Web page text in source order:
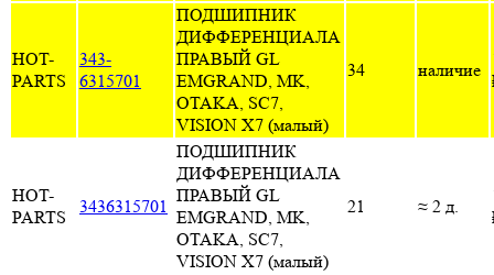
HOT-
PARTS
343-
6315701
ПОДШИПНИК
ДИФФЕРЕНЦИАЛА
ПРАВЫЙ GL
EMGRAND, MK,
OTAKA, SC7,
VISION X7 (малый)
34 наличие
HOT-
PARTS
3436315701
ПОДШИПНИК
ДИФФЕРЕНЦИАЛА
ПРАВЫЙ GL
EMGRAND, MK,
OTAKA, SC7,
VISION X7 (малый)
21 ≈ 2 д.